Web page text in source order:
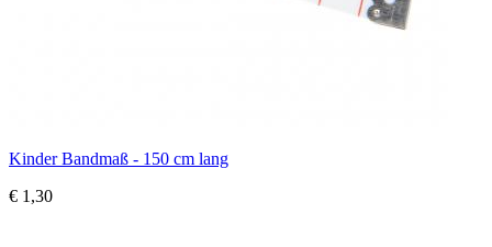
Kinder Bandmaß - 150 cm lang
€ 1,30